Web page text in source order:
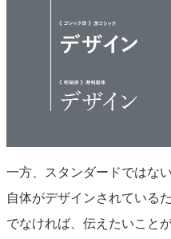
一方、スタンダードではな
自体がデザインされている
でなければ、伝えたいこと